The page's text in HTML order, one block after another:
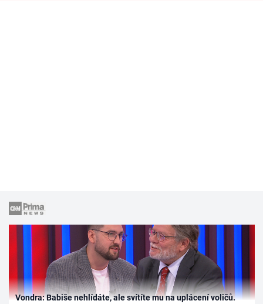
Vondra: Babiše nehlídáte, ale svítíte mu na uplácení voličů.